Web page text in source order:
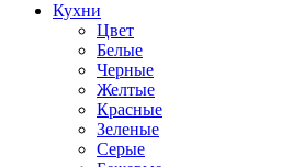
Кухни
Цвет
Белые
Черные
Желтые
Красные
Зеленые
Серые